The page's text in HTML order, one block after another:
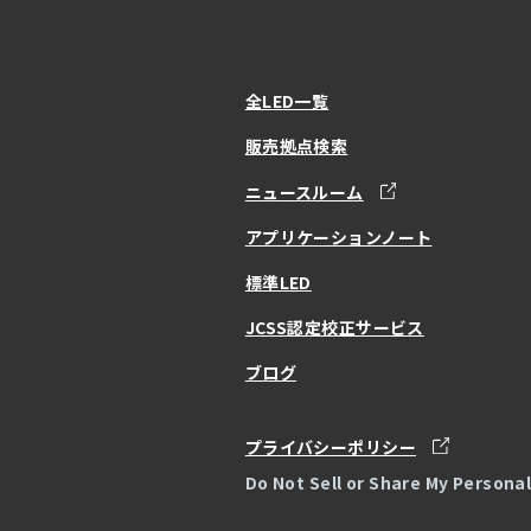
全LED一覧
販売拠点検索
ニュースルーム
アプリケーションノート
標準LED
JCSS認定校正サービス
ブログ
プライバシーポリシー
Do Not Sell or Share My